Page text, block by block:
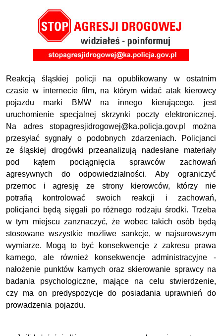
Reakcją śląskiej policji na opublikowany w ostatnim
czasie w internecie film, na którym widać atak kierowcy
pojazdu marki BMW na innego kierującego, jest
uruchomienie specjalnej skrzynki poczty elektronicznej.
Na adres stopagresjidrogowej@ka.policja.gov.pl można
przesyłać sygnały o podobnych zdarzeniach. Policjanci
ze śląskiej drogówki przeanalizują nadesłane materiały
pod kątem pociągnięcia sprawców zachowań
agresywnych do odpowiedzialności. Aby ograniczyć
przemoc i agresję ze strony kierowców, którzy nie
potrafią kontrolować swoich reakcji i zachowań,
policjanci będą sięgali po różnego rodzaju środki. Trzeba
w tym miejscu zanznaczyć, że wobec takich osób będą
stosowane wszystkie możliwe sankcje, w najsurowszym
wymiarze. Mogą to być konsekwencje z zakresu prawa
karnego, ale również konsekwencje administracyjne -
nałożenie punktów karnych oraz skierowanie sprawcy na
badania psychologiczne, mające na celu stwierdzenie,
czy ma on predyspozycje do posiadania uprawnień do
prowadzenia pojazdu.